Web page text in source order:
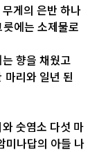
게의 은반 하나
에는 소제물로
향을 채웠고
리와 일년 된
숫염소 다섯 마
미나답의 아들 나